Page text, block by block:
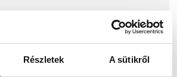
Részletek A sütikről
Európára,
rekordokat dönt a
a legforróbb
került, miközben az